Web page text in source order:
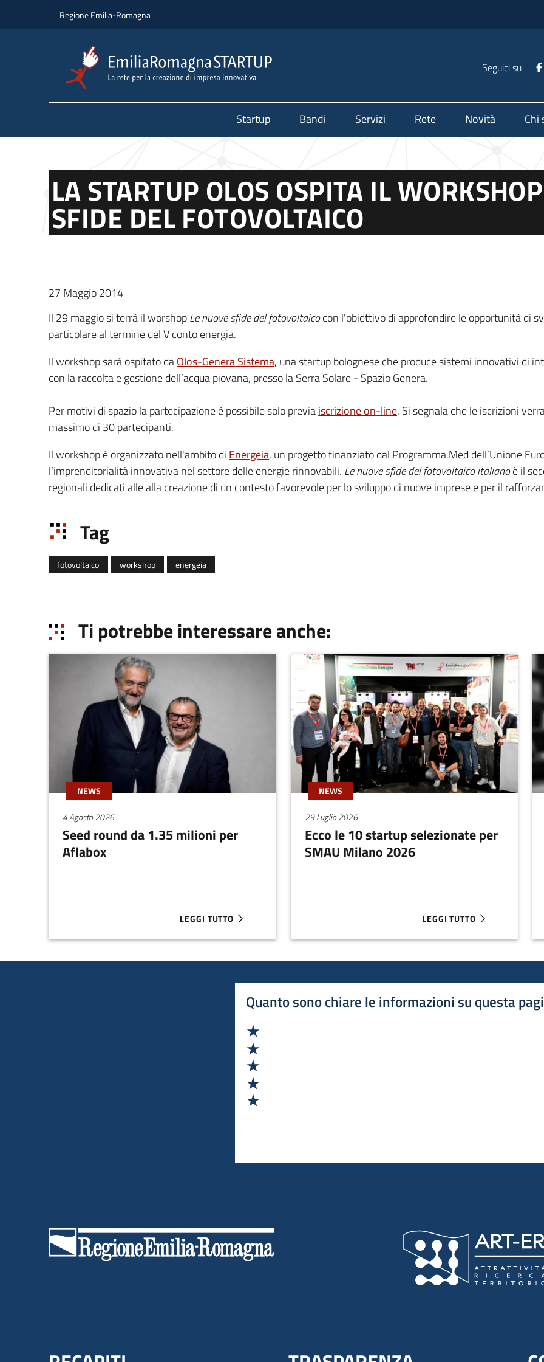
Regione Emilia-Romagna
Seguici su
Startup Bandi Servizi Rete Novità Chi
LA STARTUP OLOS OSPITA IL
SFIDE DEL FOTOVOLTAICO
27 Maggio 2014
Il 29 maggio si terrà il worshopLe nuove sfide del fotovoltaicocon l'obiettivo di approfondire le opportunità di
particolare al termine del V conto energia.
Il workshop sarà ospitato daOlos-Genera Sistema, una startup bolognese che produce sistemi innovativi di
con la raccolta e gestione dell’acqua piovana, presso la Serra Solare - Spazio Genera.
Per motivi di spazio la partecipazione è possibile solo previaiscrizione on-line. Si segnala che le iscrizioni
massimo di 30 partecipanti.
Il workshop è organizzato nell'ambito di Energeia, un progetto finanziato dal Programma Med dell’Unione
l’imprenditorialità innovativa nel settore delle energie rinnovabili. Le nuove sfide del fotovoltaico italianoè il
regionali dedicati alle alla creazione di un contesto favorevole per lo sviluppo di nuove imprese e per il
Tag
fotovoltaico workshop energeia
Ti potrebbe interessare anche:
NEWS
4 Agosto 2026
Seed round da 1.35 milioni per
Aflabox
LEGGI TUTTO
ABOUT SEED ROUND DA 1.35 MILIONI PER AFLABOX
NEWS
29 Luglio 2026
Ecco le 10 startup selezionate per
SMAU Milano 2026
LEGGI TUTTO
ABOUT ECCO LE 10
Quanto sono chiare le informazioni su questa